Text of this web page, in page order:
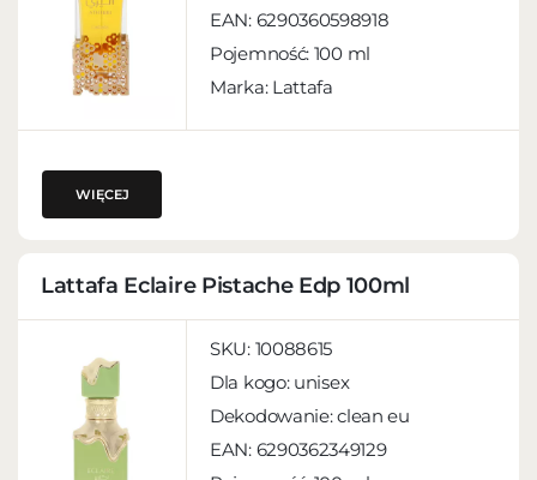
EAN: 6290360598918
Pojemność: 100 ml
Marka: Lattafa
WIĘCEJ
Lattafa Eclaire Pistache Edp 100ml
SKU: 10088615
Dla kogo: unisex
Dekodowanie:clean eu
EAN: 6290362349129